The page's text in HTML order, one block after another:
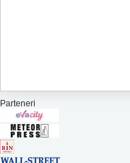
Parteneri